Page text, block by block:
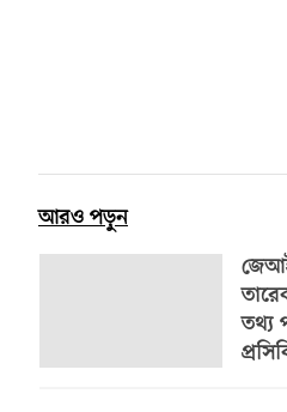
আরও পড়ুন
তথ্য